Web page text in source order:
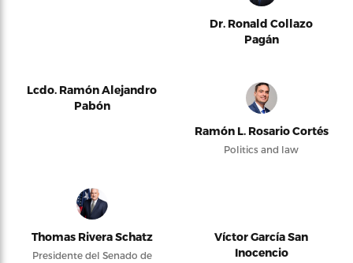
Dr. Ronald Collazo
Pagán
Lcdo. Ramón Alejandro
Pabón
Ramón L. Rosario Cortés
Politics and law
Thomas Rivera Schatz
Presidente del Senado de
Víctor García San
Inocencio